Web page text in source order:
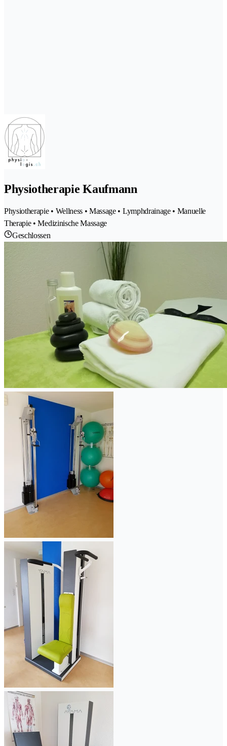
Physiotherapie Kaufmann
Physiotherapie • Wellness • Massage • Lymphdrainage • Manuelle
Therapie • Medizinische Massage
Geschlossen